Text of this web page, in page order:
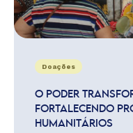
Doações
O PODER
FORTALECENDO
HUMANITÁRIOS